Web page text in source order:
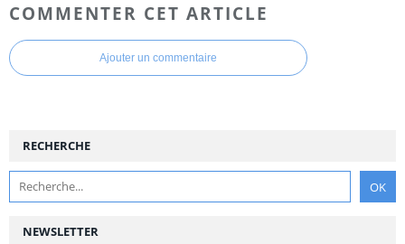
COMMENTER CET ARTICLE
Ajouter un commentaire
NEWSLETTER
RECHERCHE